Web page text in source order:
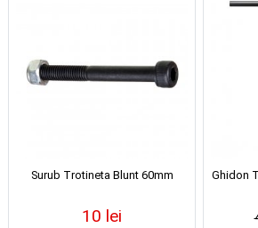
Surub Trotineta Blunt 60mm
10 lei
Ghidon